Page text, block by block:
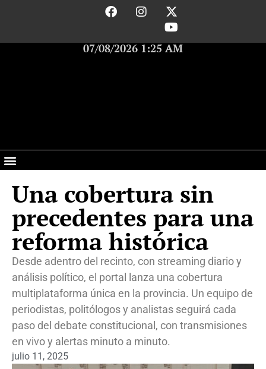
07/08/2026 1:25 AM
Una cobertura sin
precedentes para una
reforma histórica
Desde adentro del recinto, con streaming diario y
análisis político, el portal lanza una cobertura
multiplataforma única en la provincia. Un equipo de
periodistas, politólogos y analistas seguirá cada
paso del debate constitucional, con transmisiones
en vivo y alertas minuto a minuto.
julio 11, 2025